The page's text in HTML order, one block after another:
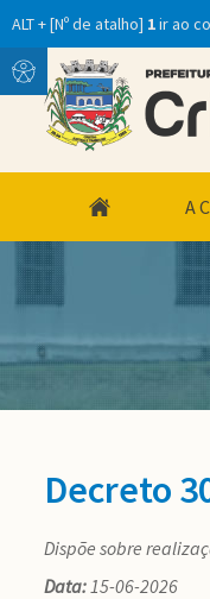
ALT + [Nº de atalho] 1ir ao
Conteúdo
Menu
A
Decreto
Dispõe sobre
Data:15-06-2026